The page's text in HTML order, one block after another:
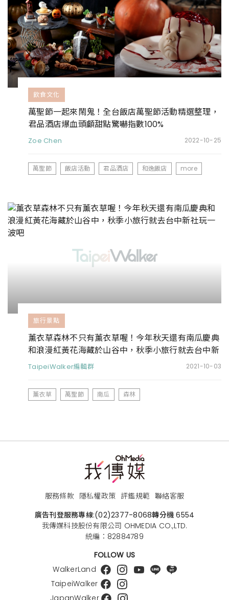
飲食文化
萬聖節一起來鬧鬼！全台飯店萬聖節活動精選整理，
君品酒店爆血頭顱甜點驚嚇指數100%
Zoe Chen 2022-10-25
萬聖節 飯店活動 君品酒店 和逸飯店 more
旅行景點
薰衣草森林不只有薰衣草喔！今年秋天還有南瓜慶典
和浪漫紅黃花海藏於山谷中，秋季小旅行就去台中新
社玩一波吧
TaipeiWalker編輯群 2021-10-03
薰衣草 萬聖節 南瓜 森林
服務條款 隱私權政策 評鑑規範 聯絡客服
廣告刊登服務專線:(02)2377-8068轉分機 6554
我傳媒科技股份有限公司 OHMEDIA CO.,LTD.
統編：82884789
FOLLOW US
WalkerLand
TaipeiWalker